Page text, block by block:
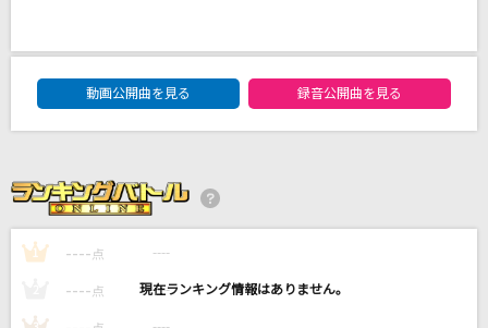
栄光の架橋
TOKI-Ver.)
Bling-Bang-Bang-Born
DAM★ともボーカルエントリーランキング
動画公開曲を見る
録音公開曲を見る
1 ---- 点 ----
---- 点 ----